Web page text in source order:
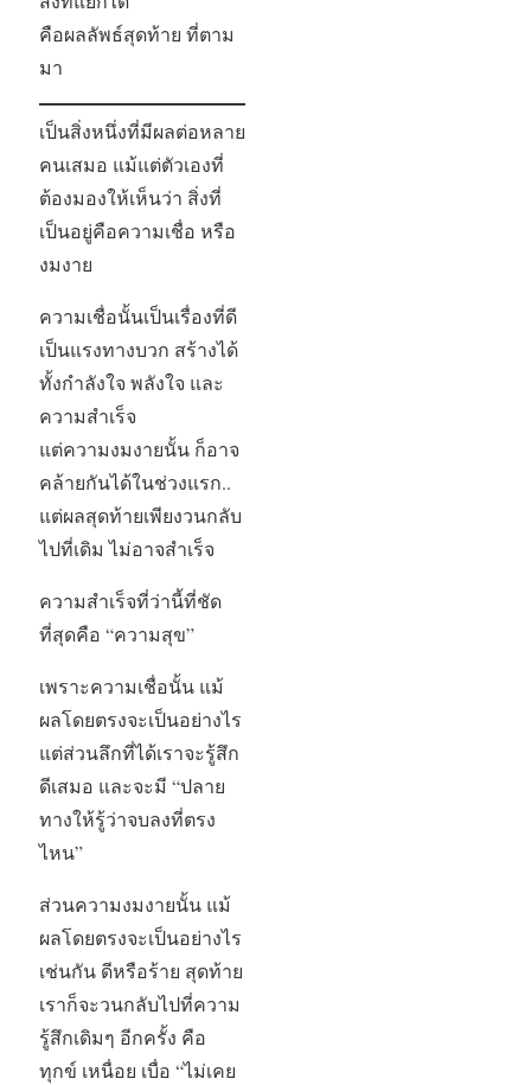
คือผลลัพธ์สุดท้าย ที่ตาม
มา
เป็นสิ่งหนึ่งที่มีผลต่อหลาย
คนเสมอ แม้แต่ตัวเองที่
ต้องมองให้เห็นว่า สิ่งที่
เป็นอยู่คือความเชื่อ หรือ
งมงาย
ความเชื่อนั้นเป็นเรื่องที่ดี
เป็นแรงทางบวก สร้างได้
ทั้งกำลังใจ พลังใจ และ
ความสำเร็จ
แต่ความงมงายนั้น ก็อาจ
คล้ายกันได้ในช่วงแรก..
แต่ผลสุดท้ายเพียงวนกลับ
ไปที่เดิม ไม่อาจสำเร็จ
ความสำเร็จที่ว่านี้ที่ชัด
ที่สุดคือ “ความสุข”
เพราะความเชื่อนั้น แม้
ผลโดยตรงจะเป็นอย่างไร
แต่ส่วนลึกที่ได้เราจะรู้สึก
ดีเสมอ และจะมี “ปลาย
ทางให้รู้ว่าจบลงที่ตรง
ไหน”
ส่วนความงมงายนั้น แม้
ผลโดยตรงจะเป็นอย่างไร
เช่นกัน ดีหรือร้าย สุดท้าย
เราก็จะวนกลับไปที่ความ
รู้สึกเดิมๆ อีกครั้ง คือ
ทุกข์ เหนื่อย เบื่อ “ไม่เคย